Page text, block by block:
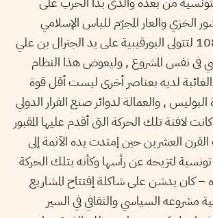
الخزي والعار المجرّم للباس الإسلامي
والمعروف بالمنشور108 لتتولى البورقيبية على يد الجنرال بن علي
فى نفس المشروع , وليعوض هذا النظام
الغائبة لديه بعناصر أخرى ليست أقل قوة
, والعمالة لدوائر صنع القرار الدولي
كانت لافتة تلك الحركة التى أقدم عليها المقبور
القرن العشرين حين إمتدت يده الآثمة إلى
لتزيحه عن رأسها وكأنه بتلك الحركة
– كان يدشن على شاكلة إفتتاح المشاريع
مشروعه السياسي والثقافي في السير